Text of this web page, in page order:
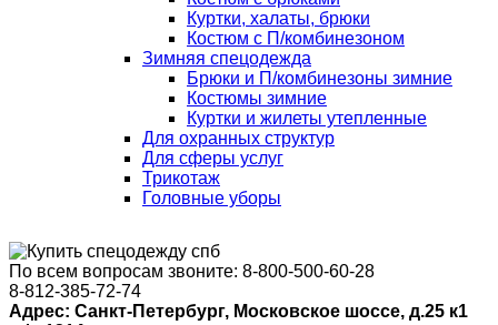
Куртки, халаты, брюки
Костюм с П/комбинезоном
Зимняя спецодежда
Брюки и П/комбинезоны зимние
Костюмы зимние
Куртки и жилеты утепленные
Для охранных структур
Для сферы услуг
Трикотаж
Головные уборы
По всем вопросам звоните: 8-800-500-60-28
8-812-385-72-74
Адрес: Санкт-Петербург, Московское шоссе, д.25 к1